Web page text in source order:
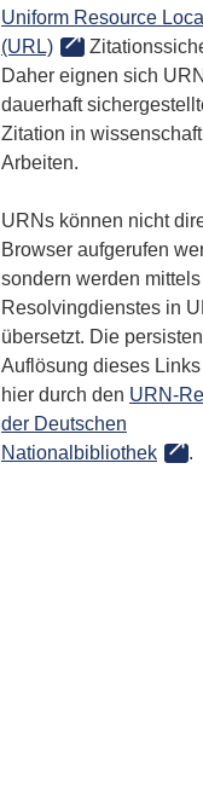
Uniform Resource
(URL)
Daher eignen sich
dauerhaft
Zitation in
Arbeiten.
URNs können nicht
Browser aufgerufen
sondern werden
Resolvingdienstes in
übersetzt. Die
Auflösung dieses
hier durch den URN-
der Deutschen
Nationalbibliothek
.